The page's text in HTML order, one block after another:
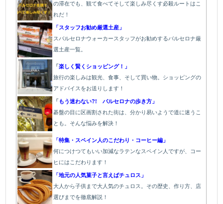
の滞在でも、観て食べてそして楽しみ尽くす必殺ルートはこ
れだ！
「スタッフお勧め厳選土産」
スバルセロナウォーカースタッフがお勧めするバルセロナ厳
選土産一覧。
「楽しく賢くショッピング！」
旅行の楽しみは観光、食事、そして買い物。ショッピングの
アドバイスをお送りします！
「 もう迷わない?! バルセロナの歩き方」
碁盤の目に区画割された街は、分かり易いようで道に迷うこ
とも。そんな悩みを解決！
「特集・スペイン人のこだわり・コーヒー編」
何につけつてもいい加減なラテンなスペイン人ですが、コー
ヒにはこだわります ！
「地元の人気菓子と言えばチュロス」
大人から子供まで大人気のチュロス。その歴史、作り方、店
選びまでを徹底解説！